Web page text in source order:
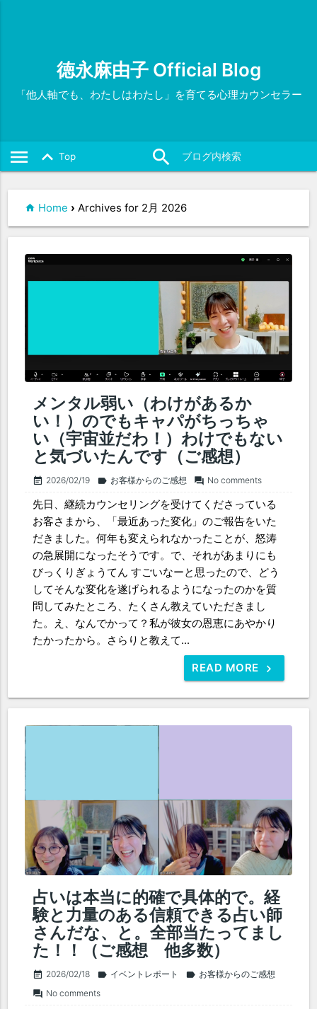
徳永麻由子 Official Blog
「他人軸でも、わたしはわたし」を育てる心理カウンセラー
menu keyboard_arrow_up Top search
Home › Archives for 2月 2026
メンタル弱い（わけがあるか
い！）のでもキャパがちっちゃ
い（宇宙並だわ！）わけでもない
と気づいたんです（ご感想）
event_note 2026/02/19 label お客様からのご感想 forum No comments
先日、継続カウンセリングを受けてくださっている
お客さまから、「最近あった変化」のご報告をいた
だきました。何年も変えられなかったことが、怒涛
の急展開になったそうです。で、それがあまりにも
びっくりぎょうてん すごいなーと思ったので、どう
してそんな変化を遂げられるようになったのかを質
問してみたところ、たくさん教えていただきまし
た。え、なんでかって？私が彼女の恩恵にあやかり
たかったから。さらりと教えて...
READ MORE
占いは本当に的確で具体的で。経
験と力量のある信頼できる占い師
さんだな、と。全部当たってまし
た！！（ご感想 他多数）
event_note 2026/02/18 label イベントレポート label お客様からのご感想
forum No comments